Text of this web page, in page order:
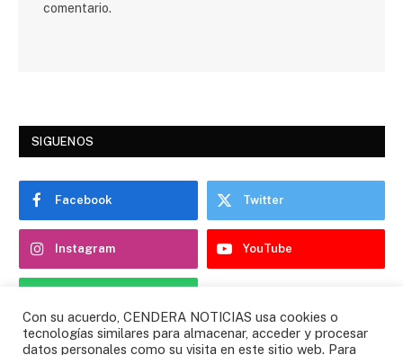
comentario.
SIGUENOS
Facebook Twitter
Instagram YouTube
Con su acuerdo, CENDERA NOTICIAS usa cookies o
tecnologías similares para almacenar, acceder y procesar
datos personales como su visita en este sitio web. Para